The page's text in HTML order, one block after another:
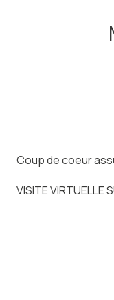
Coup de coeur
VISITE VIRTUELLE
Exposée Sud,